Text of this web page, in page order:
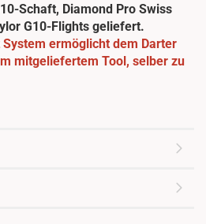
Schaft, Diamond Pro Swiss
G10-Flights geliefert.
System ermöglicht dem Darter
mitgeliefertem Tool, selber zu